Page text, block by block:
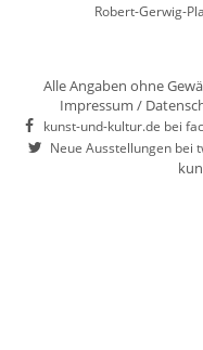
Robert-Gerwig-
Alle Angaben ohne
Impressum /
kunst-und-kultur.de bei
Neue Ausstellungen bei